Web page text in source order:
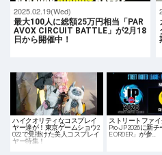
2025.02.19(Wed)
最大100人に総額25万円相当「PAR
AVOX CIRCUIT BATTLE」が2月18
日から開催中！
ハイクオリティなコスプレイ
ヤー達が！東京ゲームショウ2
022で見掛けた美人コスプレイ
ヤー特集！
ストリートファ
Pro-JP 2026に新チ
E ORDER」が参…